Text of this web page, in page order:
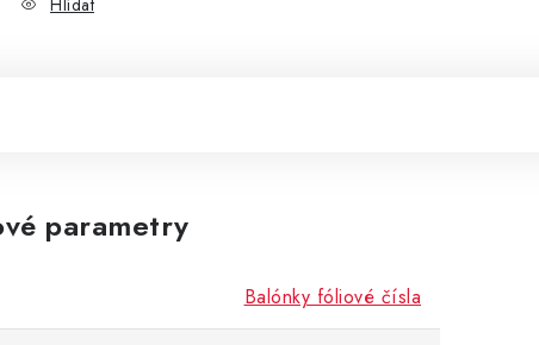
Hlídat
parametry
Balónky fóliové čísla